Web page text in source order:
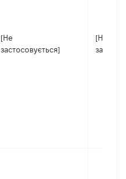
[Не
застосовується]
[Не